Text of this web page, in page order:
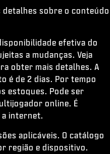
detalhes sobre o conteúdo
efetiva do
a mudanças. Veja
obter mais detalhes. A
é de 2 dias. Por tempo
estoques. Pode ser
online. É
a internet.
aplicáveis. O catálogo
região e dispositivo.